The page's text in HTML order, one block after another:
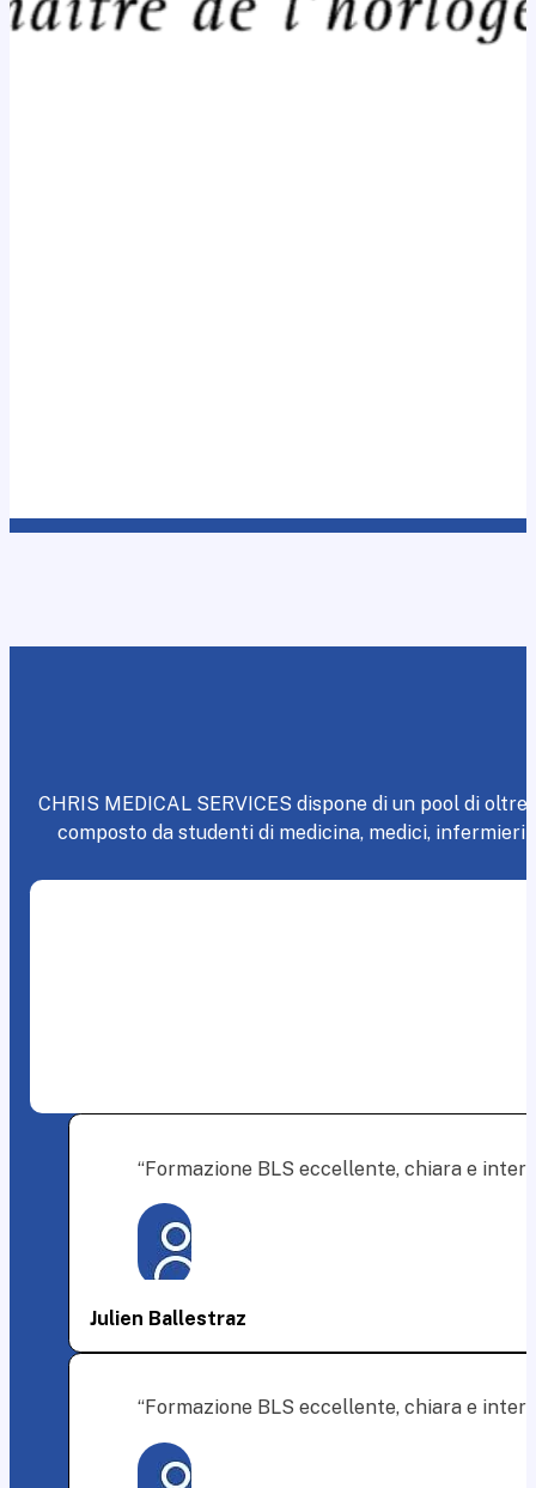
CHRIS MEDICAL SERVICES dispone di un pool di
composto da studenti di medicina, medici, infermieri
“Formazione BLS eccellente, chiara e
Julien Ballestraz
“Formazione BLS eccellente, chiara e